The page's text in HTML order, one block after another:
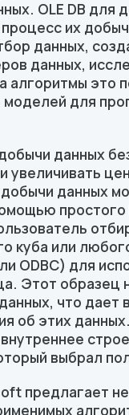
OLE DB для
их
данных,
данных,
алгоритмы это
моделей для
данных
увеличивать
данных
куба или
ODBC) для
Этот образец
что дает
об этих
выбрал
предлагает